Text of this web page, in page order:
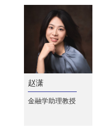
赵潇
金融学助理教授